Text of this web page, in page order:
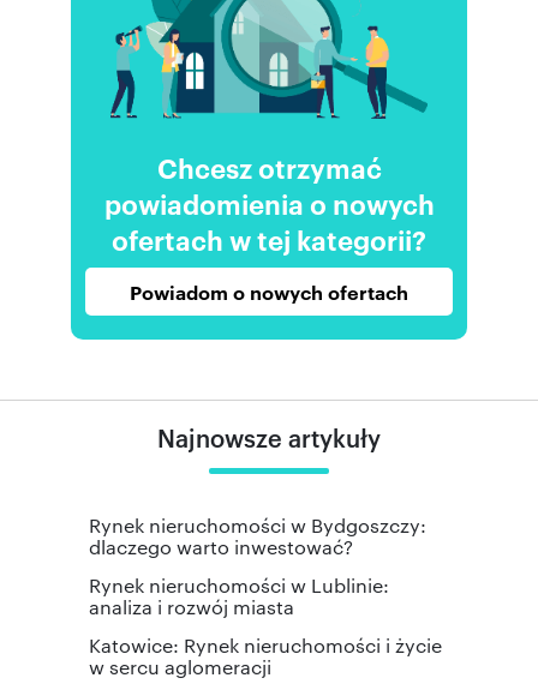
Chcesz otrzymać
powiadomienia o nowych
ofertach w tej kategorii?
Powiadom o nowych ofertach
Najnowsze artykuły
Rynek nieruchomości w Bydgoszczy:
dlaczego warto inwestować?
Rynek nieruchomości w Lublinie:
analiza i rozwój miasta
Katowice: Rynek nieruchomości i życie
w sercu aglomeracji